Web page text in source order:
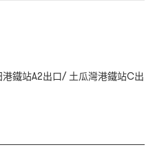
鐵站A2出口/ 土瓜灣港鐵站C出